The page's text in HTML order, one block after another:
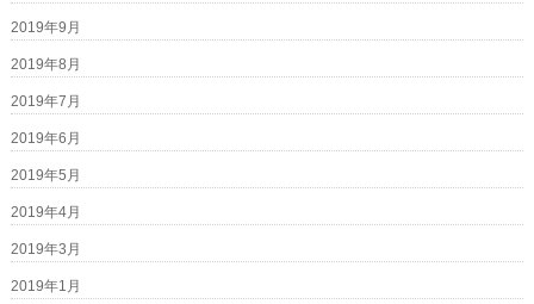
2019年9月
2019年8月
2019年7月
2019年6月
2019年5月
2019年4月
2019年3月
2019年1月